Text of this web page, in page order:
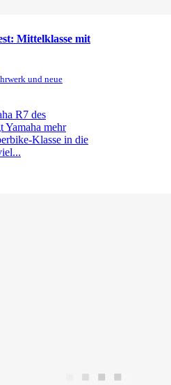
Mittelklasse mit
und neue
R7 des
Yamaha mehr
Klasse in die